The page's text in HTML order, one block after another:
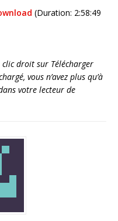
(Duration: 2:58:49
droit sur Télécharger
vous n’avez plus qu’à
votre lecteur de